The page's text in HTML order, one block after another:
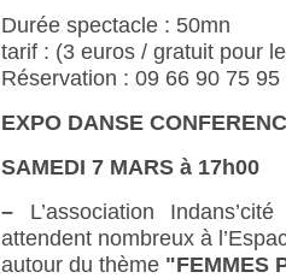
Durée spectacle : 50mn
tarif : (3 euros / gratuit pour
Réservation : 09 66 90 75 95
EXPO DANSE
SAMEDI 7 MARS à 17h00
– L’association
attendent nombreux à
autour du thème "FEMMES